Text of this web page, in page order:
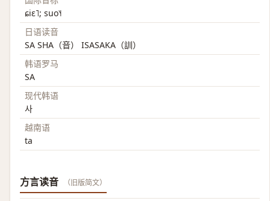
ɕiɛ˥; suo˥˧
日语读音
SA SHA（音） ISASAKA（訓）
韩语罗马
SA
现代韩语
사
越南语
ta
方言读音 （旧版简文）